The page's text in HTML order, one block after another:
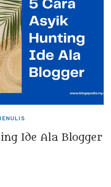
Ide Ala Blogger